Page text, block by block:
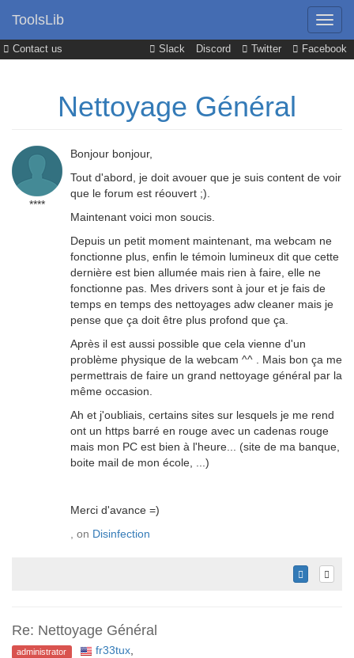
Contact us Slack Discord Twitter Facebook
ToolsLib
Nettoyage Général
****
Bonjour bonjour,
Tout d'abord, je doit avouer que je suis content de voir
que le forum est réouvert ;).
Maintenant voici mon soucis.
Depuis un petit moment maintenant, ma webcam ne
fonctionne plus, enfin le témoin lumineux dit que cette
dernière est bien allumée mais rien à faire, elle ne
fonctionne pas. Mes drivers sont à jour et je fais de
temps en temps des nettoyages adw cleaner mais je
pense que ça doit être plus profond que ça.
Après il est aussi possible que cela vienne d'un
problème physique de la webcam ^^ . Mais bon ça me
permettrais de faire un grand nettoyage général par la
même occasion.
Ah et j'oubliais, certains sites sur lesquels je me rend
ont un https barré en rouge avec un cadenas rouge
mais mon PC est bien à l'heure... (site de ma banque,
boite mail de mon école, ...)
Merci d'avance =)
, on Disinfection
Re: Nettoyage Général
administrator fr33tux,